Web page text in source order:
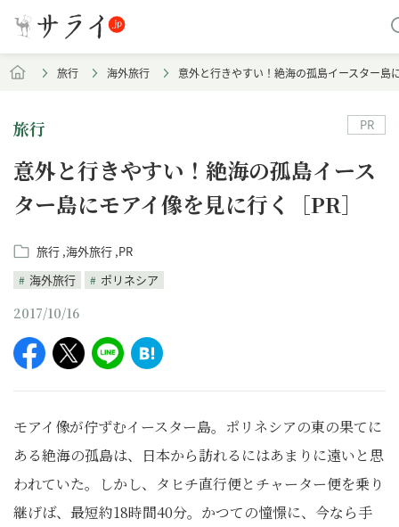
旅行 海外旅行 意外と行きやすい！絶海の孤島イースター島
旅行
意外と行きやすい！絶海の孤島イース
ター島にモアイ像を見に行く［PR］
旅行 海外旅行 PR
海外旅行
ポリネシア
2017/10/16
PR
モアイ像が佇ずむイースター島。ポリネシアの東の果てに
ある絶海の孤島は、日本から訪れるにはあまりに遠いと思
われていた。しかし、タヒチ直行便とチャーター便を乗り
継げば、最短約18時間40分。かつての憧憬に、今なら手